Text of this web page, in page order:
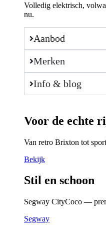
Volledig elektrisch,
nu.
Aanbod
Merken
Info & blog
Voor de echte
Van retro Brixton tot
Bekijk
Stil en schoon
Segway CityCoco —
Segway